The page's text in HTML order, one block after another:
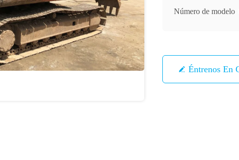
Número de modelo
Éntrenos En